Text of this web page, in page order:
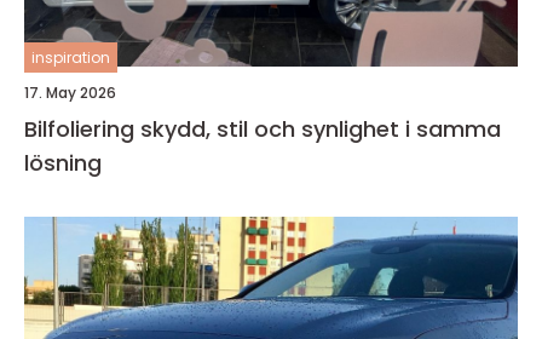
inspiration
17. May 2026
Bilfoliering skydd, stil och synlighet i samma
lösning